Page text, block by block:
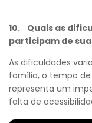
10. Quais as
participam de
As dificuldades
família, o tempo
representa um
falta de